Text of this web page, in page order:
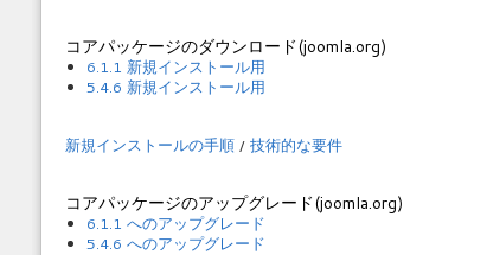
コアパッケージのダウンロード(joomla.org)
6.1.1 新規インストール用
5.4.6 新規インストール用
新規インストールの手順/ 技術的な要件
コアパッケージのアップグレード(joomla.org)
6.1.1 へのアップグレード
5.4.6 へのアップグレード